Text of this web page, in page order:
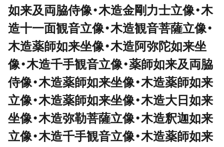
如来及両脇侍像・木造金剛力士立像・木
造十一面観音立像・木造観音菩薩立像・
木造薬師如来坐像・木造阿弥陀如来坐
像・木造千手観音立像・薬師如来及両脇
侍像・木造薬師如来坐像・木造薬師如来
立像・木造薬師如来坐像・木造大日如来
坐像・木造弥勒菩薩立像・木造釈迦如来
立像・木造千手観音立像・木造薬師如来